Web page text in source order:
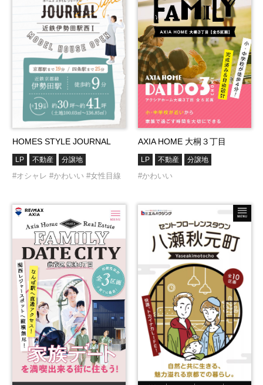
HOMES STYLE JOURNAL
LP 不動産 分譲地
#オシャレ #かわいい #女性目線
AXIA HOME 大桐３丁目
LP 不動産 分譲地
#かわいい